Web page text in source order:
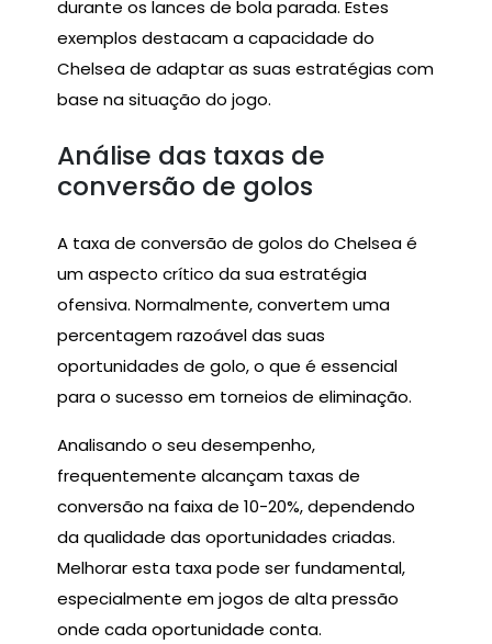
durante os lances de bola parada. Estes
exemplos destacam a capacidade do
Chelsea de adaptar as suas estratégias com
base na situação do jogo.
Análise das taxas de
conversão de golos
A taxa de conversão de golos do Chelsea é
um aspecto crítico da sua estratégia
ofensiva. Normalmente, convertem uma
percentagem razoável das suas
oportunidades de golo, o que é essencial
para o sucesso em torneios de eliminação.
Analisando o seu desempenho,
frequentemente alcançam taxas de
conversão na faixa de 10-20%, dependendo
da qualidade das oportunidades criadas.
Melhorar esta taxa pode ser fundamental,
especialmente em jogos de alta pressão
onde cada oportunidade conta.